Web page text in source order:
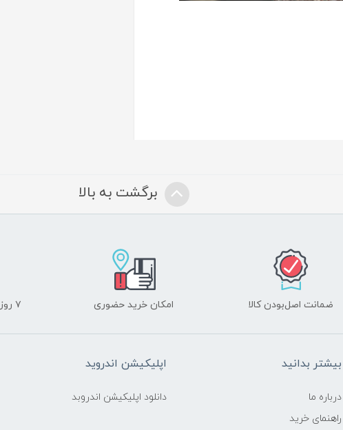
برگشت به بالا
ضمانت اصل‌بودن کالا امکان خرید حضوری ۷ روز ضمانت بازگشت
بیشتر بدانید
درباره ما
راهنمای خرید
اپلیکیشن اندروید
دانلود اپلیکیشن اندروبد